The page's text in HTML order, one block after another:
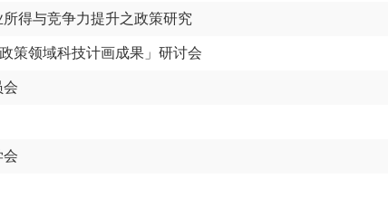
得与竞争力提升之政策研究
策领域科技计画成果」研讨会
会